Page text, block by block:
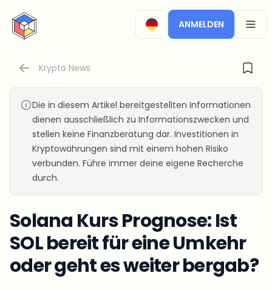
CryptoTicker
ANMELDEN
Krypto News
Die in diesem Artikel bereitgestellten Informationen
dienen ausschließlich zu Informationszwecken und
stellen keine Finanzberatung dar. Investitionen in
Kryptowährungen sind mit einem hohen Risiko
verbunden. Führe immer deine eigene Recherche
durch.
Solana Kurs Prognose: Ist
SOL bereit für eine Umkehr
oder geht es weiter bergab?